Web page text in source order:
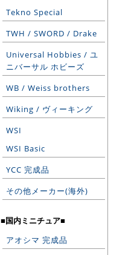
Tekno Special
TWH / SWORD / Drake
Universal Hobbies / ユ
ニバーサル ホビーズ
WB / Weiss brothers
Wiking / ヴィーキング
WSI
WSI Basic
YCC 完成品
その他メーカー(海外)
■国内ミニチュア■
アオシマ 完成品